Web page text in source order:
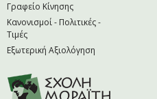
Γραφείο Κίνησης
Κανονισμοί - Πολιτικές -
Τιμές
Εξωτερική Αξιολόγηση